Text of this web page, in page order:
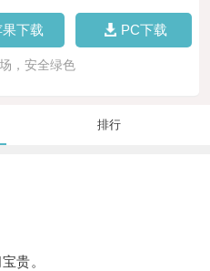
下载 PC下载
，安全绿色
排行
贵。